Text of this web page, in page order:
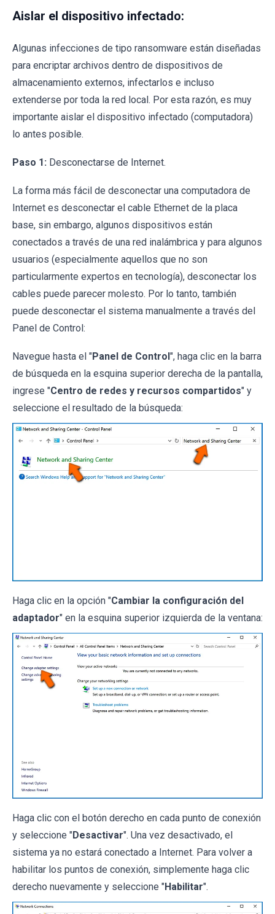
Aislar el dispositivo infectado:
Algunas infecciones de tipo ransomware están diseñadas
para encriptar archivos dentro de dispositivos de
almacenamiento externos, infectarlos e incluso
extenderse por toda la red local. Por esta razón, es muy
importante aislar el dispositivo infectado (computadora)
lo antes posible.
Paso 1: Desconectarse de Internet.
La forma más fácil de desconectar una computadora de
Internet es desconectar el cable Ethernet de la placa
base, sin embargo, algunos dispositivos están
conectados a través de una red inalámbrica y para algunos
usuarios (especialmente aquellos que no son
particularmente expertos en tecnología), desconectar los
cables puede parecer molesto. Por lo tanto, también
puede desconectar el sistema manualmente a través del
Panel de Control:
Navegue hasta el "Panel de Control ", haga clic en la barra
de búsqueda en la esquina superior derecha de la pantalla,
ingrese "Centro de redes y recursos compartidos" y
seleccione el resultado de la búsqueda:
Haga clic en la opción "Cambiar la configuración del
adaptador" en la esquina superior izquierda de la ventana:
Haga clic con el botón derecho en cada punto de conexión
y seleccione "Desactivar". Una vez desactivado, el
sistema ya no estará conectado a Internet. Para volver a
habilitar los puntos de conexión, simplemente haga clic
derecho nuevamente y seleccione "Habilitar".